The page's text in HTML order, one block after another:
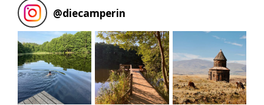
@diecamperin